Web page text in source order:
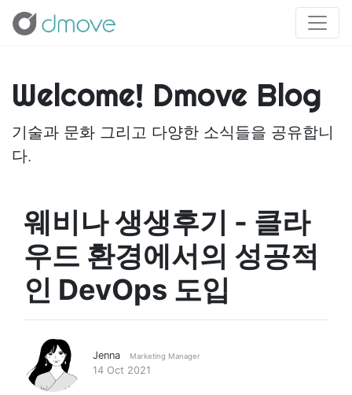
Welcome! Dmove Blog
기술과 문화 그리고 다양한 소식들을 공유합니
다.
웨비나 생생후기 - 클라
우드 환경에서의 성공적
인 DevOps 도입
Jenna Marketing Manager
14 Oct 2021